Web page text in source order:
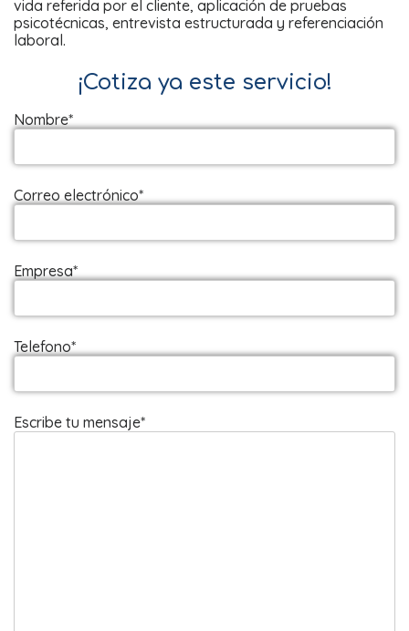
vida referida por el cliente, aplicación de pruebas
psicotécnicas, entrevista estructurada y referenciación
laboral.
¡Cotiza ya este servicio!
Nombre*
Correo electrónico*
Empresa*
Telefono*
Escribe tu mensaje*